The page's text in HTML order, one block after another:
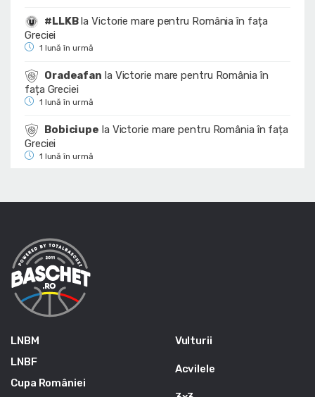
#LLKBlaVictorie mare pentru România în fața
Greciei
1 lună în urmă
Oradeafan la Victorie mare pentru România în
fața Greciei
1 lună în urmă
Bobiciupe la Victorie mare pentru România în fața
Greciei
1 lună în urmă
LNBM
LNBF
Cupa României
Vulturii
Acvilele